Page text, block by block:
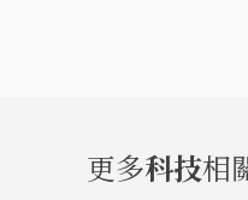
更多科技相